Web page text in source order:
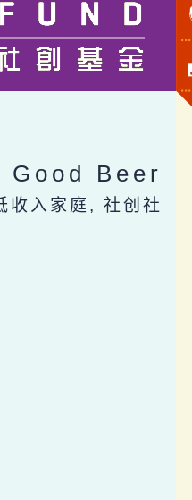
Good Beer
收入家庭, 社创社